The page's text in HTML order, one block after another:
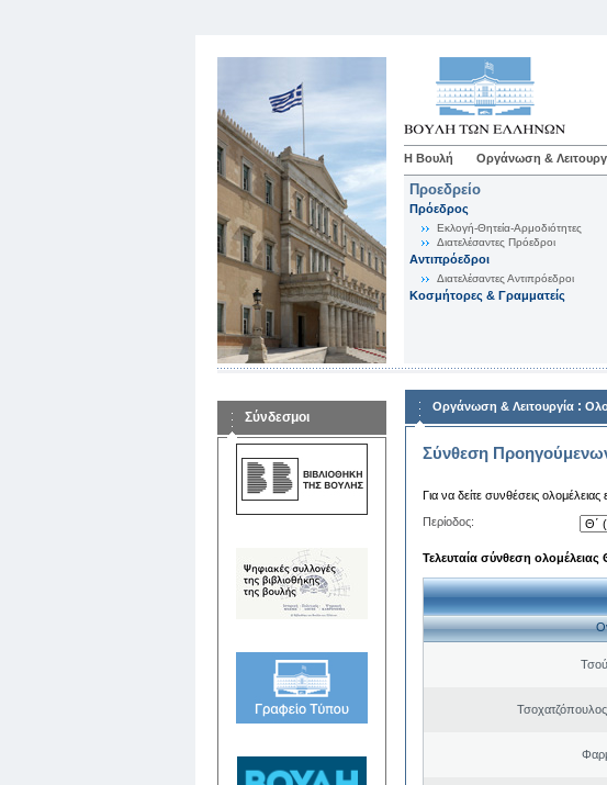
Η Βουλή Οργάνωση &
Προεδρείο
Πρόεδρος
Εκλογή-Θητεία-Αρμοδιότητες
Διατελέσαντες Πρόεδροι
Αντιπρόεδροι
Διατελέσαντες Αντιπρόεδροι
Κοσμήτορες & Γραμματείς
Σύνδεσμοι
Οργάνωση & Λειτουργία :
Σύνθεση
Για να δείτε συνθέσεις
Περίοδος:
Τελευταία σύνθεση